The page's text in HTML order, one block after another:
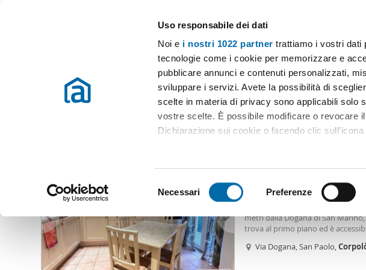
Uso responsabile dei dati
Noi e i nostri 1022 partner trattiamo i vostri dati
tecnologie come i cookie per memorizzare e
pubblicare annunci e contenuti personalizzati,
sviluppare i servizi. Avete la possibilità di
scelte in materia di privacy sono applicabili solo
vostre scelte. È possibile modificare o revocare
Dichiarazione sui cookie o facendo clic
Identificare il tuo dispositivo,
(impronte digitali).
Approfondisci come vengono elaborati i tuoi
dettagli. Puoi modificare o ritirare il tuo
Utilizziamo i cookie per personalizzare contenuti
e
e
z
Necessari Preferenze
Case e appartamenti in affitto in tutta Italia
Prezzo
Affitto Rimini Appartamenti Affitto Rimini Affitto rimini corpolò Rimini
(1 immobili)
2
Appartamento arredato Rimini
metri dalla Dogana di San
trova al primo piano ed è
funzionale • Due balconi • Bagno
Via Dogana, San Paolo,